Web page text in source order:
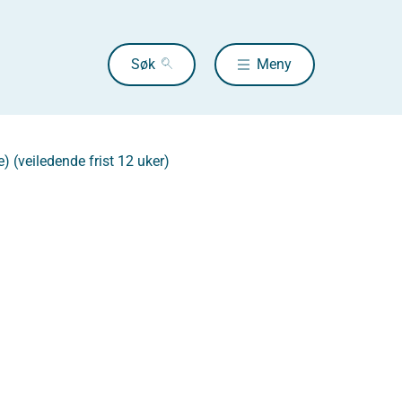
Søk Meny
(veiledende frist 12 uker)